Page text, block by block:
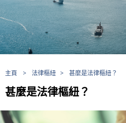
主頁 > 法律樞紐 > 甚麼是法律樞紐？
甚麼是法律樞紐？